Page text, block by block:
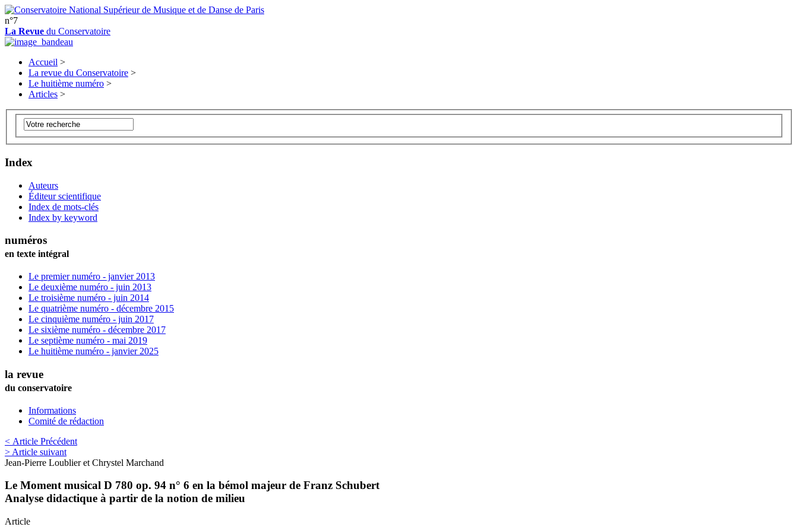
n°7
La Revue du Conservatoire
Accueil >
La revue du Conservatoire >
Le huitième numéro >
Articles >
Index
Auteurs
Éditeur scientifique
Index de mots-clés
Index by keyword
numéros
en texte intégral
Le premier numéro - janvier 2013
Le deuxième numéro - juin 2013
Le troisième numéro - juin 2014
Le quatrième numéro - décembre 2015
Le cinquième numéro - juin 2017
Le sixième numéro - décembre 2017
Le septième numéro - mai 2019
Le huitième numéro - janvier 2025
la revue
du conservatoire
Informations
Comité de rédaction
< Article Précédent
> Article suivant
Jean-Pierre Loublieret Chrystel Marchand
Le Moment musical D 780 op. 94 n° 6 en la bémol majeur de Franz Schubert
Analyse didactique à partir de la notion de milieu
Article